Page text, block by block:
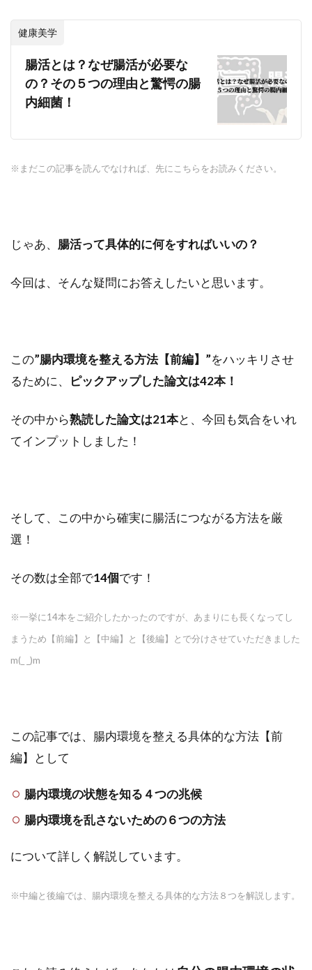
健康美学
腸活とは？なぜ腸活が必要な
の？その５つの理由と驚愕の腸
内細菌！
※まだこの記事を読んでなければ、先にこちらをお読みください。
じゃあ、 腸活って具体的に何をすればいいの？
今回は、そんな疑問にお答えしたいと思います。
この”腸内環境を整える方法【前編】”をハッキリさせ
るために、
ピックアップした論文は42本！
その中から熟読した論文は21本と、今回も気合をいれ
てインプットしました！
そして、この中から確実に腸活につながる方法を厳
選！
その数は全部で14個です！
※一挙に14本をご紹介したかったのですが、あまりにも長くなってし
まうため【前編】と【中編】と【後編】とで分けさせていただきました
m(_ _)m
この記事では、腸内環境を整える具体的な方法【前
編】として
腸内環境の状態を知る４つの兆候
腸内環境を乱さないための６つの方法
について詳しく解説しています。
※中編と後編では、腸内環境を整える具体的な方法８つを解説します。